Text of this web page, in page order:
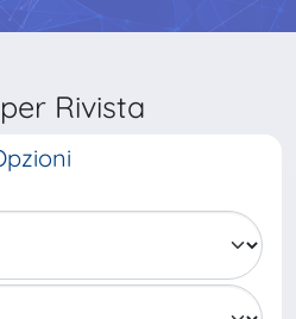
Rivista